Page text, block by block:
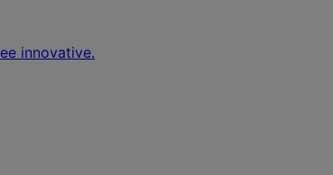
innovative.